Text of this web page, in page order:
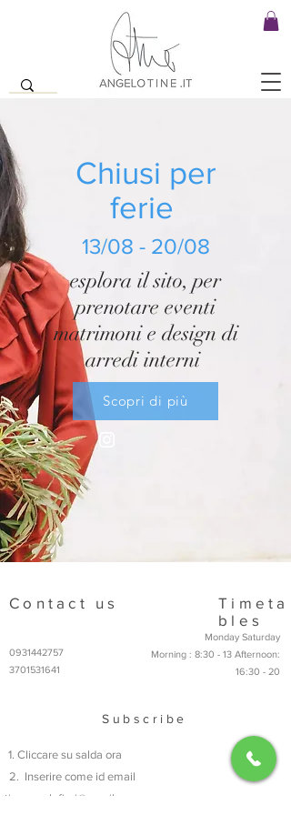
Chiusi per
ferie
13/08 - 20/08
esplora il sito, per
prenotare eventi
matrimoni e design di
arredi interni
Scopri di più
Contact us
Timeta
bles
0931442757
3701531641
Monday Saturday
Morning : 8:30 - 13 Afternoon:
16:30 - 20
Subscribe
Cliccare su salda ora
Inserire come id email
tineangelofiori@gmail.com